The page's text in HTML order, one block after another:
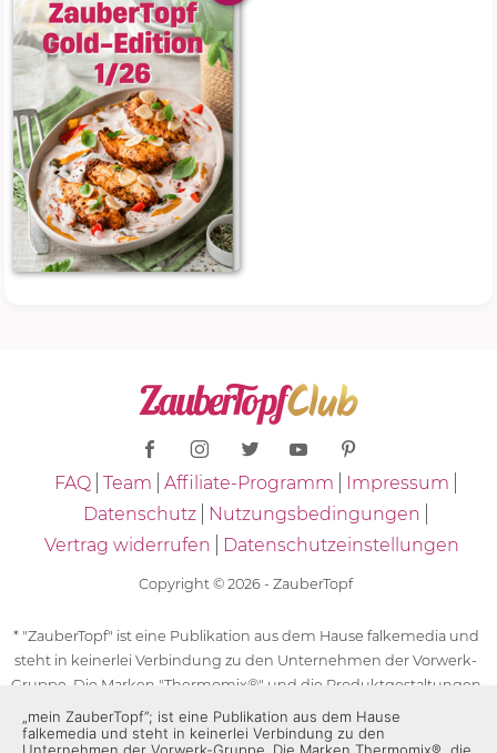
FAQ Team Affiliate-Programm
Impressum
Datenschutz
Nutzungsbedingungen
Vertrag widerrufen
Datenschutzeinstellungen
Copyright © 2026 - ZauberTopf
* "ZauberTopf" ist eine Publikation aus dem Hause falkemedia und
steht in keinerlei Verbindung zu den Unternehmen der Vorwerk-
Gruppe. Die Marken "Thermomix®" und die Produktgestaltungen
des "Thermomix®" sind eingetragene Marken der Unternehmen
der Vorwerk-Gruppe. Die Marken Thermomix®, die Zeichen TM5®,
„mein ZauberTopf”; ist eine Publikation aus dem Hause
falkemedia und steht in keinerlei Verbindung zu den